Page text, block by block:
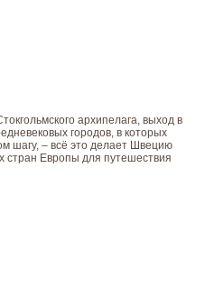
архипелага, выход в
городов, в которых
шагу, – всё это делает Швецию
стран Европы для путешествия